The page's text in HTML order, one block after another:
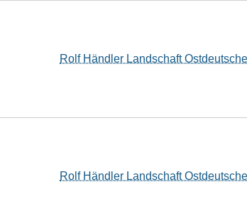
Rolf Händler Landschaft
Rolf Händler Landschaft